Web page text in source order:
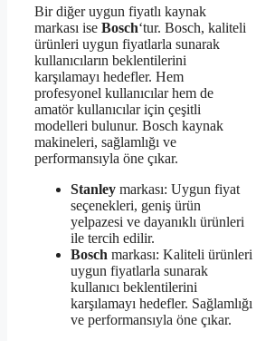
Bir diğer uygun fiyatlı kaynak
markası ise Bosch‘tur. Bosch, kaliteli
ürünleri uygun fiyatlarla sunarak
kullanıcıların beklentilerini
karşılamayı hedefler. Hem
profesyonel kullanıcılar hem de
amatör kullanıcılar için çeşitli
modelleri bulunur. Bosch kaynak
makineleri, sağlamlığı ve
performansıyla öne çıkar.
Stanley markası: Uygun fiyat
seçenekleri, geniş ürün
yelpazesi ve dayanıklı ürünleri
ile tercih edilir.
Bosch markası: Kaliteli ürünleri
uygun fiyatlarla sunarak
kullanıcı beklentilerini
karşılamayı hedefler. Sağlamlığı
ve performansıyla öne çıkar.